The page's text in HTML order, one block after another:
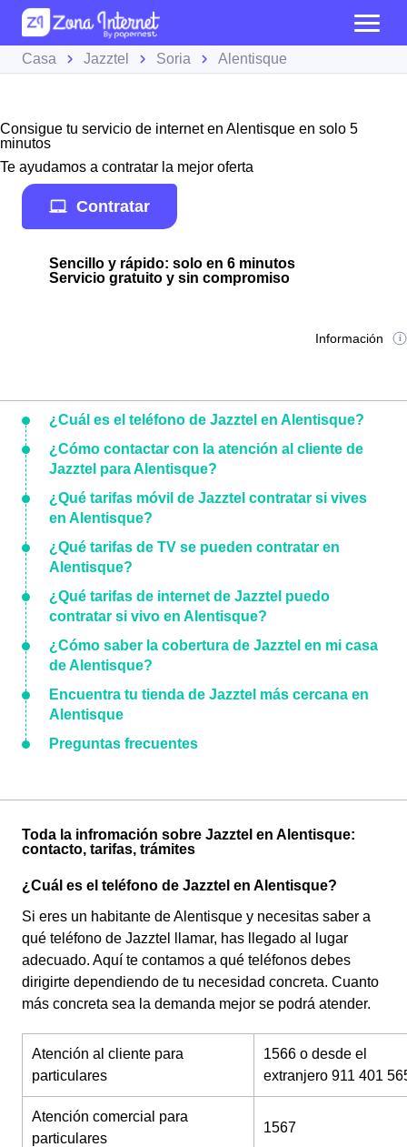
Casa Jazztel Soria Alentisque
Consigue tu servicio de internet en Alentisque en solo 5
minutos
Te ayudamos a contratar la mejor oferta
Contratar
Sencillo y rápido: solo en 6 minutos
Servicio gratuito y sin compromiso
Información
¿Cuál es el teléfono de Jazztel en Alentisque?
¿Cómo contactar con la atención al cliente de
Jazztel para Alentisque?
¿Qué tarifas móvil de Jazztel contratar si vives
en Alentisque?
¿Qué tarifas de TV se pueden contratar en
Alentisque?
¿Qué tarifas de internet de Jazztel puedo
contratar si vivo en Alentisque?
¿Cómo saber la cobertura de Jazztel en mi casa
de Alentisque?
Encuentra tu tienda de Jazztel más cercana en
Alentisque
Preguntas frecuentes
Toda la infromación sobre Jazztel en Alentisque:
contacto, tarifas, trámites
¿Cuál es el teléfono de Jazztel en Alentisque?
Si eres un habitante de Alentisque y necesitas saber a
qué teléfono de Jazztel llamar, has llegado al lugar
adecuado. Aquí te contamos a qué teléfonos debes
dirigirte dependiendo de tu necesidad concreta. Cuanto
más concreta sea la demanda mejor se podrá atender.
Atención al cliente para
particulares
1566 o desde el
extranjero 911 401
Atención comercial para
particulares
1567